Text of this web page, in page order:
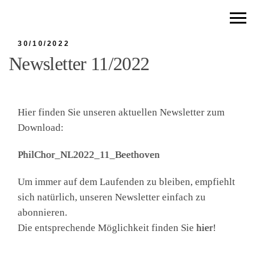
30/10/2022
Newsletter 11/2022
Hier finden Sie unseren aktuellen Newsletter zum
Download:
PhilChor_NL2022_11_Beethoven
Um immer auf dem Laufenden zu bleiben, empfiehlt
sich natürlich, unseren Newsletter einfach zu
abonnieren.
Die entsprechende Möglichkeit finden Sie hier!